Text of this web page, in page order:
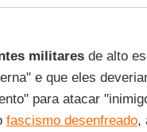
militaresde alto
e que eles
para atacar
fascismo desenfreado,